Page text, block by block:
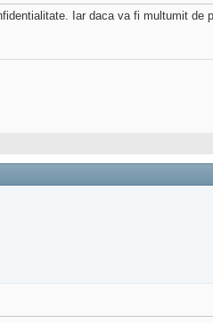
Iar daca va fi multumit de